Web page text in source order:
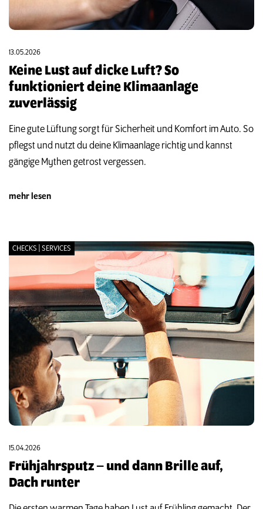
13.05.2026
Keine Lust auf dicke Luft? So
funktioniert deine Klimaanlage
zuverlässig
Eine gute Lüftung sorgt für Sicherheit und Komfort im Auto. So
pflegst und nutzt du deine Klimaanlage richtig und kannst
gängige Mythen getrost vergessen.
mehr lesen
CHECKS | SERVICES
15.04.2026
Frühjahrsputz – und dann Brille auf,
Dach runter